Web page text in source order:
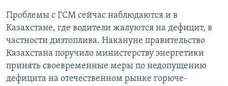
Проблемы с ГСМ сейчас наблюдаются и в
Казахстане, где водители жалуются на дефицит, в
частности дизтоплива. Накануне правительство
Казахстана поручило министерству энергетики
принять своевременные меры по недопущению
дефицита на отечественном рынке горюче-